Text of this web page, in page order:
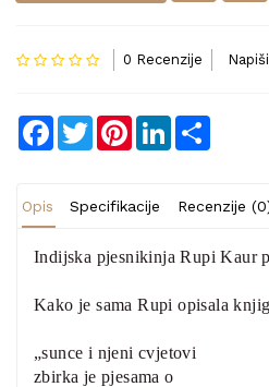
0 Recenzije
Facebook
TwitterPinterestLinkedIn
Opis Specifikacije Recenzije
Indijska pjesnikinja Rupi Kaur
Kako je sama Rupi opisala
„sunce i njeni cvjetovi
zbirka je pjesama o